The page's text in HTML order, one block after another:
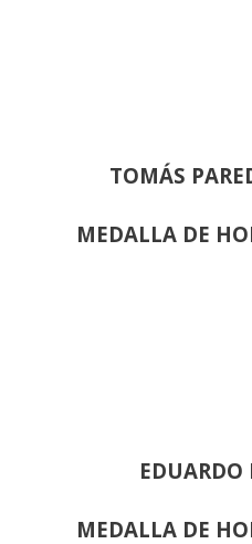
TOMÁS
MEDALLA DE
EDUARDO
MEDALLA DE